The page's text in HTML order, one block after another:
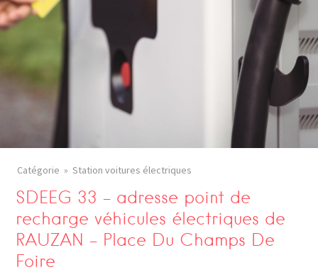
Catégorie Station voitures électriques
SDEEG 33 – adresse point de
recharge véhicules électriques de
RAUZAN – Place Du Champs De
Foire